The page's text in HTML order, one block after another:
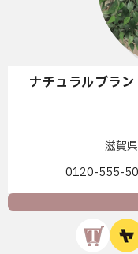
ナチュラルブラ
滋賀
0120-555-